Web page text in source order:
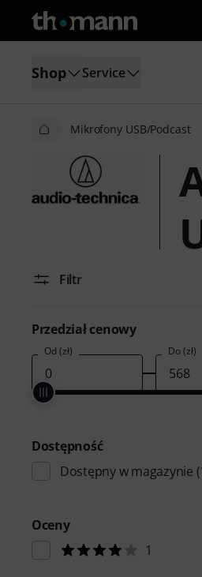
Shop Service
Mikrofony USB/Podcast
Filtr
Przedział cenowy
Od (zł) Do (zł)
Dostępność
Dostępny w magazynie
Oceny
1